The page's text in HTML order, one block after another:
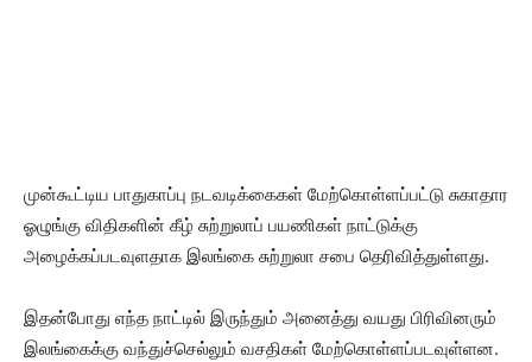
முன்கூட்டிய பாதுகாப்பு நடவடிக்கைகள் மேற்கொள்ளப்பட்டு சுகாதார
ஓழுங்கு விதிகளின் கீழ் சுற்றுலாப் பயணிகள் நாட்டுக்கு
அழைக்கப்படவுளதாக இலங்கை சுற்றுலா சபை தெரிவித்துள்ளது.
இதன்போது எந்த நாட்டில் இருந்தும் அனைத்து வயது பிரிவினரும்
இலங்கைக்கு வந்துச்செல்லும் வசதிகள் மேற்கொள்ளப்படவுள்ளன.